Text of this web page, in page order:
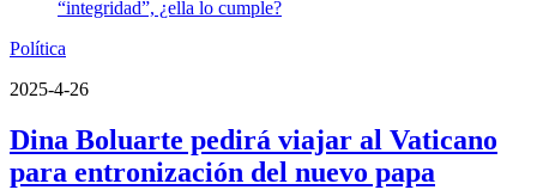
Política
2025-4-26
Dina Boluarte pedirá viajar al Vaticano
para entronización del nuevo papa